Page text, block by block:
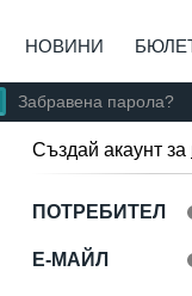
НОВИНИ
Забравена парола?
Създай акаунт за
ПОТРЕБИТЕЛ
Е-МАЙЛ